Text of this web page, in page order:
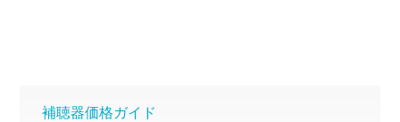
補聴器価格ガイド